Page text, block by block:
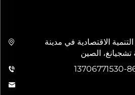
الاقتصادية في مدينة
تشجيانغ، الصين